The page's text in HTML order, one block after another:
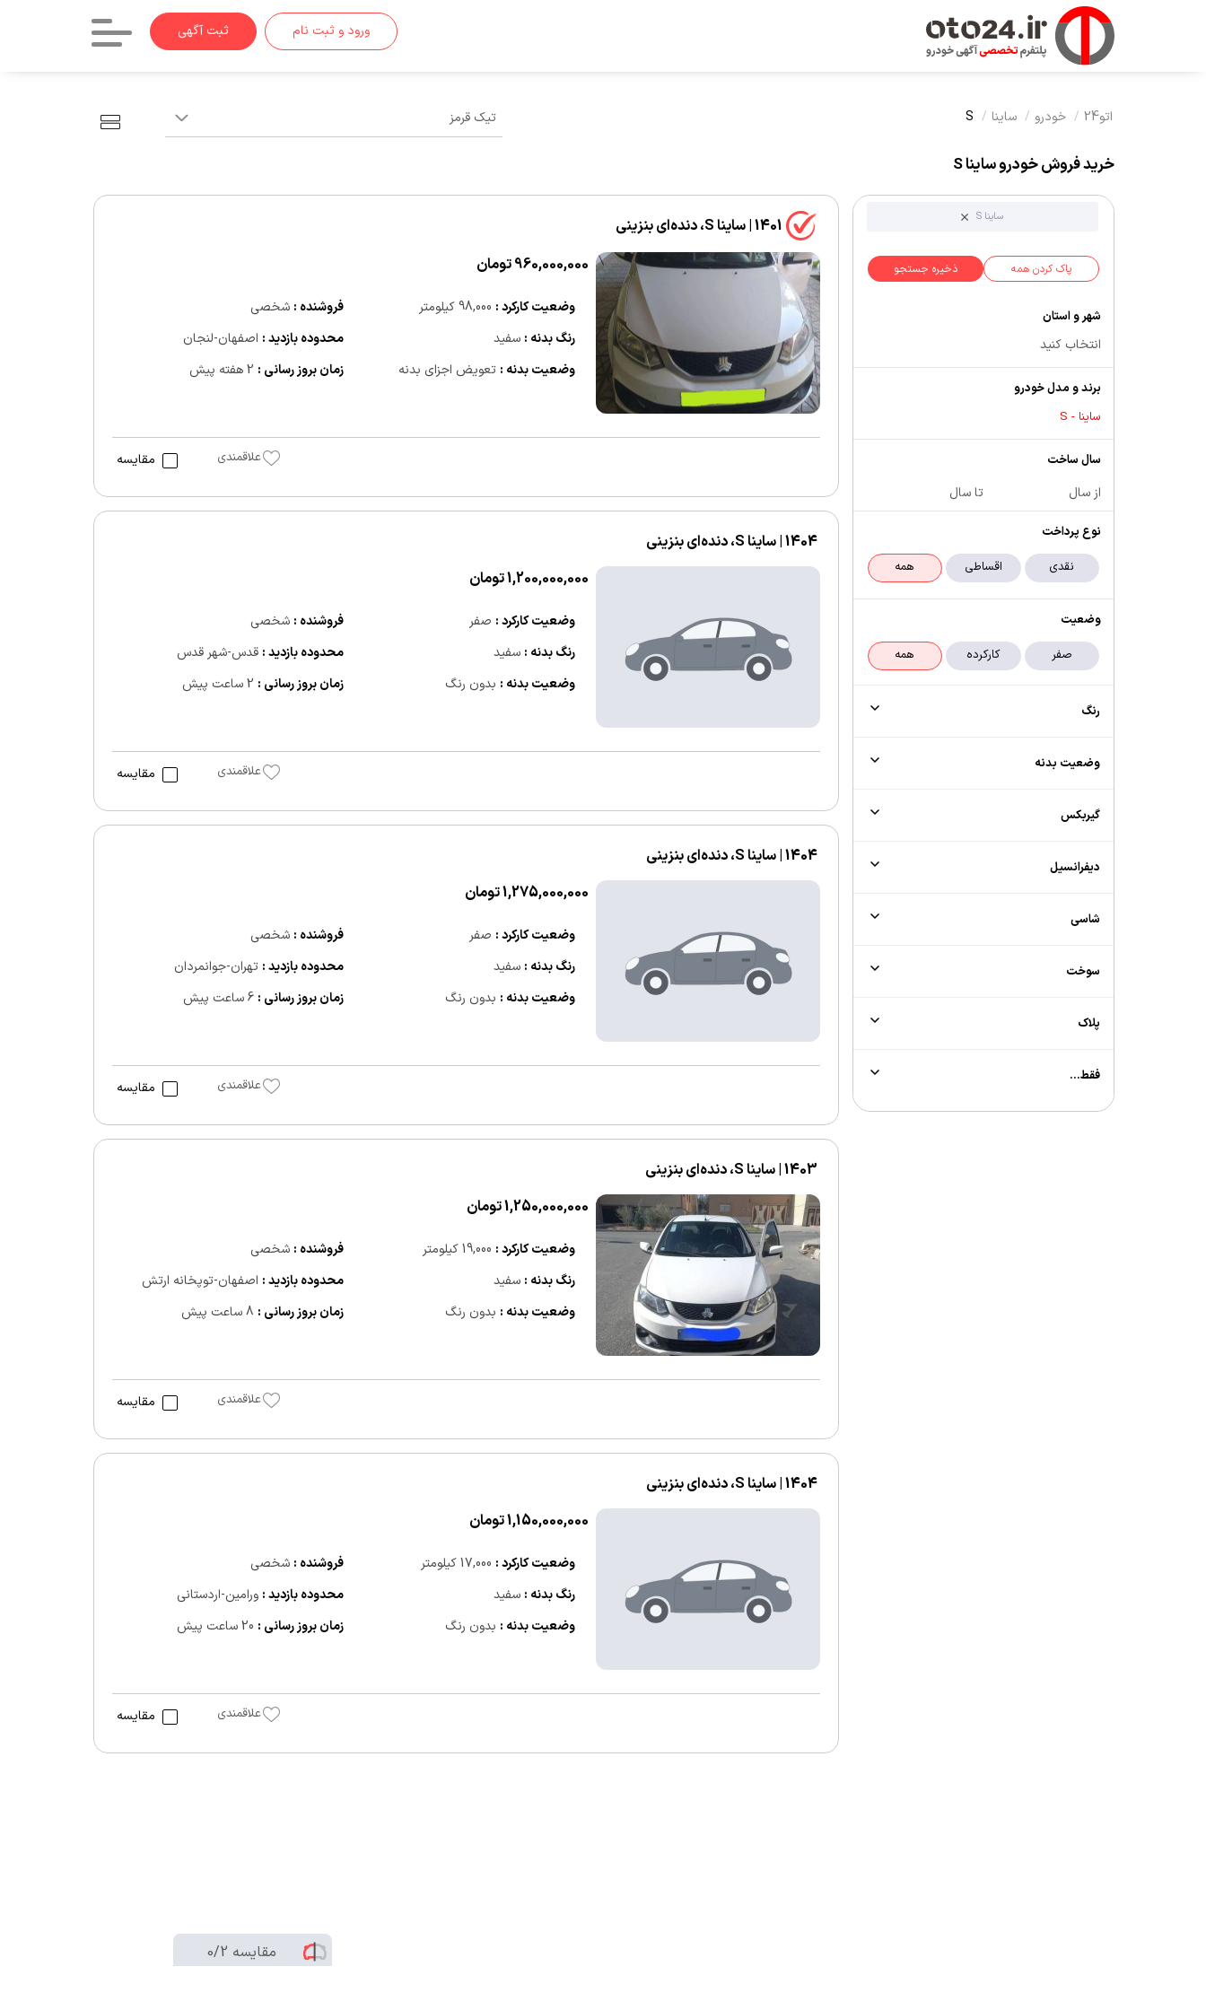
ثبت آگهی ورود و ثبت نام
اتو24 خودرو ساینا S
خرید فروش خودرو ساینا S
ساینا S
پاک کردن همه ذخیره جستجو
شهر و استان
انتخاب کنید
برند و مدل خودرو
ساینا - S
سال ساخت
از سال تا سال
نوع پرداخت
وضعیت
رنگ
وضعیت بدنه
گیربکس
دیفرانسیل
شاسی
سوخت
پلاک
فقط...
مقایسه 0/2
1401 | ساینا S، دنده‌ای بنزینی
960,000,000 تومان
وضعیت کارکرد : 98,000 کیلومتر فروشنده : شخصی
رنگ بدنه : سفید محدوده بازدید : اصفهان-لنجان
وضعیت بدنه : تعویض اجزای بدنه زمان بروز رسانی : 2 هفته پیش
علاقمندی مقایسه
1404 | ساینا S، دنده‌ای بنزینی
1,200,000,000 تومان
وضعیت کارکرد : صفر فروشنده : شخصی
رنگ بدنه : سفید محدوده بازدید : قدس-شهر قدس
وضعیت بدنه : بدون رنگ زمان بروز رسانی : 2 ساعت پیش
علاقمندی مقایسه
1404 | ساینا S، دنده‌ای بنزینی
1,275,000,000 تومان
وضعیت کارکرد : صفر فروشنده : شخصی
رنگ بدنه : سفید محدوده بازدید : تهران-جوانمردان
وضعیت بدنه : بدون رنگ زمان بروز رسانی : 6 ساعت پیش
علاقمندی مقایسه
1403 | ساینا S، دنده‌ای بنزینی
1,250,000,000 تومان
وضعیت کارکرد : 19,000 کیلومتر فروشنده : شخصی
رنگ بدنه : سفید محدوده بازدید : اصفهان-توپخانه ارتش
وضعیت بدنه : بدون رنگ زمان بروز رسانی : 8 ساعت پیش
علاقمندی مقایسه
1404 | ساینا S، دنده‌ای بنزینی
1,150,000,000 تومان
وضعیت کارکرد : 17,000 کیلومتر فروشنده : شخصی
رنگ بدنه : سفید محدوده بازدید : ورامین-اردستانی
وضعیت بدنه : بدون رنگ زمان بروز رسانی : 20 ساعت پیش
علاقمندی مقایسه